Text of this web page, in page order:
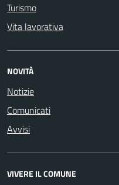
Turismo
Vita lavorativa
NOVITÀ
Notizie
Comunicati
Avvisi
VIVERE IL COMUNE